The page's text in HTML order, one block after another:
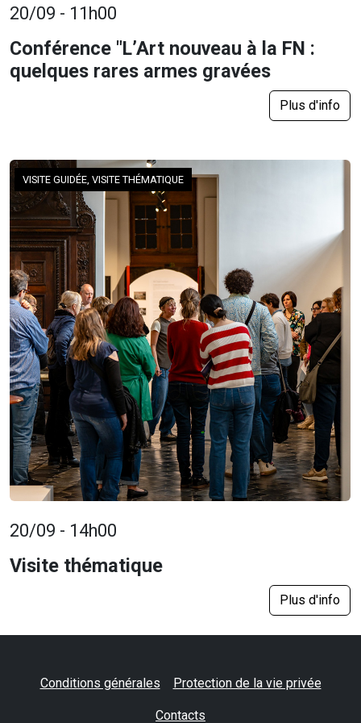
20/09 - 11h00
Conférence "L’Art nouveau à la FN :
quelques rares armes gravées
Plus d'info
VISITE GUIDÉE, VISITE THÉMATIQUE
20/09 - 14h00
Visite thématique
Plus d'info
Conditions générales Protection de la vie privée
Contacts